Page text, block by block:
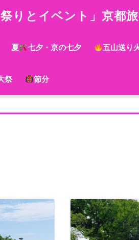
祭りとイベント」京都
夏 七夕・京の七夕 五山送り
祭 節分